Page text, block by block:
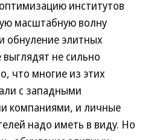
институтов
масштабную волну
обнуление элитных
не сильно
что многие из этих
с западными
компаниями, и личные
надо иметь в виду. Но